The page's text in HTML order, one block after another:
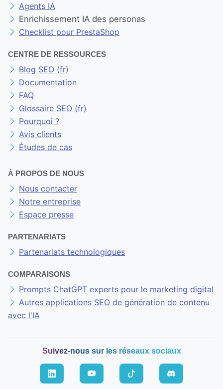
Agents IA
Enrichissement IA des personas
Checklist pour PrestaShop
CENTRE DE RESSOURCES
Blog SEO (fr)
Documentation
FAQ
Glossaire SEO (fr)
Pourquoi ?
Avis clients
Études de cas
À PROPOS DE NOUS
Nous contacter
Notre entreprise
Espace presse
PARTENARIATS
Partenariats technologiques
COMPARAISONS
Prompts ChatGPT experts pour le marketing digital
Autres applications SEO de génération de contenu
avec l'IA
Suivez-nous sur les réseaux sociaux